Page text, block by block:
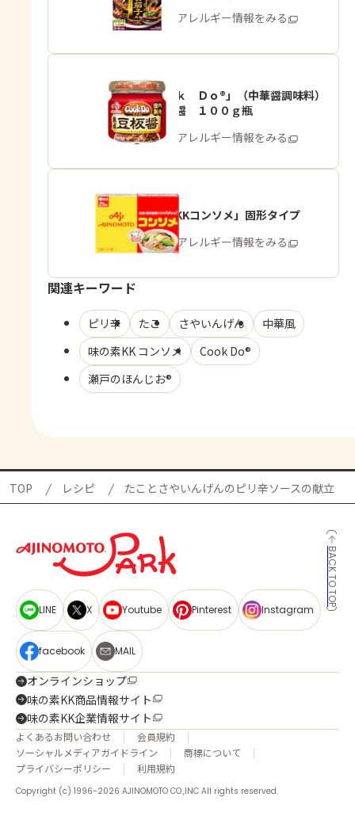
商品・アレルギー情報をみる
「Ｃｏｏｋ Ｄｏ®」（中華醤調味料）
熟成豆板醤 １００ｇ瓶
商品・アレルギー情報をみる
「味の素KKコンソメ」固形タイプ
商品・アレルギー情報をみる
関連キーワード
ピリ辛 たこ さやいんげん
中華風
味の素KK コンソメ
Cook Do®
瀬戸のほんじお®
TOP レシピ たことさやいんげんのピリ辛ソースの献立
BACK TO TOP
LINE X Youtube Pinterest Instagram
facebook MAIL
オンラインショップ
味の素KK商品情報サイト
味の素KK企業情報サイト
よくあるお問い合わせ
会員規約
ソーシャルメディアガイドライン
商標について
プライバシーポリシー
利用規約
Copyright (c) 1996-2026 AJINOMOTO CO.,INC All rights reserved.